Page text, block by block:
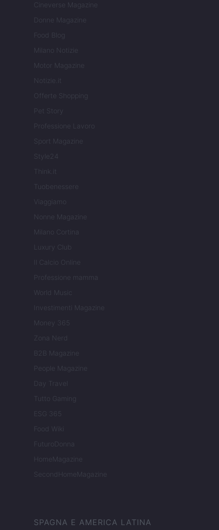
Cineverse Magazine
Donne Magazine
Food Blog
Milano Notizie
Motor Magazine
Notizie.it
Offerte Shopping
Pet Story
Professione Lavoro
Sport Magazine
Style24
Think.it
Tuobenessere
Viaggiamo
Nonne Magazine
Milano Cortina
Luxury Club
Il Calcio Online
Professione mamma
World Music
Investimenti Magazine
Money 365
Zona Nerd
B2B Magazine
People Magazine
Day Travel
Tutto Gaming
ESG 365
Food Wiki
FuturoDonna
HomeMagazine
SecondHomeMagazine
SPAGNA E AMERICA LATINA